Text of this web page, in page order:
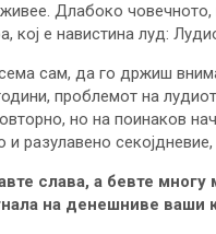
Длабоко човечното,
кој е навистина луд:
сам, да го држиш
проблемот на
но на поинаков
разулавено
слава, а бевте многу
на денешниве ваши